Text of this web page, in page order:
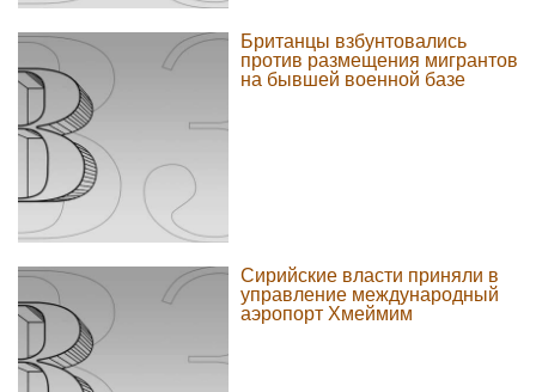
Британцы взбунтовались
против размещения мигрантов
на бывшей военной базе
Сирийские власти приняли в
управление международный
аэропорт Хмеймим